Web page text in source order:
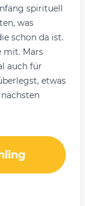
spirituell
was
schon da ist.
mit. Mars
auch für
etwas